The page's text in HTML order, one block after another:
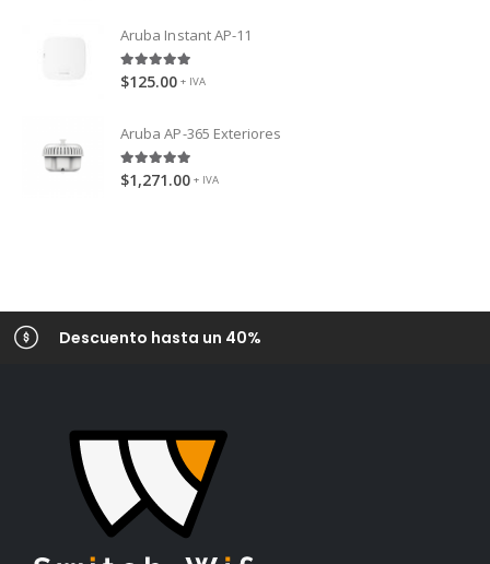
Aruba Instant AP-11
5.00out of 5
$125.00 + IVA
Aruba AP-365 Exteriores
5.00out of 5
$1,271.00 + IVA
Descuento hasta un 40%